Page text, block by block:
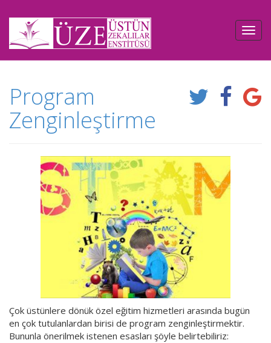
Program
Zenginleştirme
Çok üstünlere dönük özel eğitim hizmetleri arasında bugün
en çok tutulanlardan birisi de program zenginleştirmektir.
Bununla önerilmek istenen esasları şöyle belirtebiliriz: